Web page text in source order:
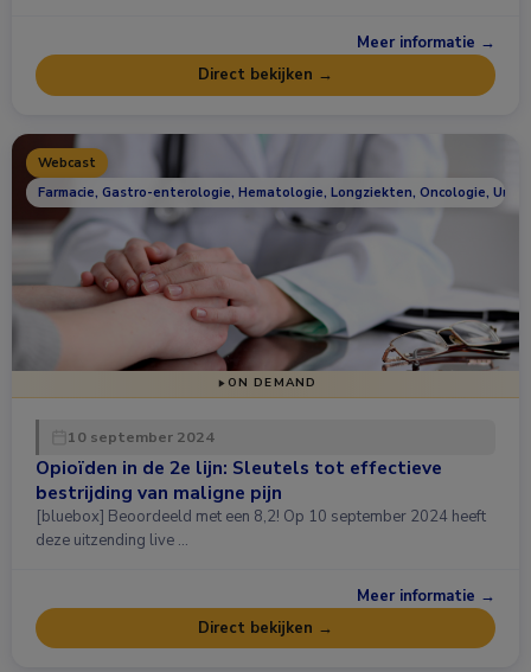
Meer informatie →
Direct bekijken →
Webcast
Farmacie, Gastro-enterologie, Hematologie, Longziekten, Oncologie,
ON DEMAND
10 september 2024
Opioïden in de 2e lijn: Sleutels tot effectieve
bestrijding van maligne pijn
[bluebox] Beoordeeld met een 8,2! Op 10 september 2024 heeft
deze uitzending live …
Meer informatie →
Direct bekijken →